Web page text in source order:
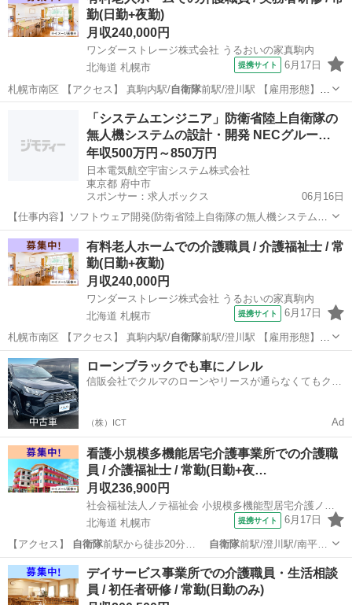
勤(日勤+夜勤)
月収240,000円
ワンダーストレージ株式会社 うるおいの家真駒内
北海道 札幌市
提携サイト 6月17日
札幌市南区 【アクセス】 真駒内駅/自衛隊前駅/澄川駅 【雇用形態】常
勤(日勤…
「システムエンジニア」防衛省陸上自衛隊の
無人機システムの設計・開発 NECグルー…
年収500万円～850万円
日本電気航空宇宙システム株式会社
東京都 府中市
スポンサー：求人ボックス
06月16日
【仕事内容】
ソフトウェア開発(防衛省陸上自衛隊の無人機システムの
設計・開発) <事業・組織構成の概要> 同社は、NECグループの社会イ
ンフラ事業におけるANS(エアロスペース・ナショナルセキュリティ)領
域の一員として...
正社員
有料老人ホームでの介護職員 / 介護福祉士 / 常
勤(日勤+夜勤)
月収240,000円
ワンダーストレージ株式会社 うるおいの家真駒内
北海道 札幌市
提携サイト 6月17日
札幌市南区 【アクセス】 真駒内駅/自衛隊前駅/澄川駅 【雇用形態】常
勤(日勤…
北海道 札幌市 介護福祉士
ローンブラックでも車にノレル
信販会社でクルマのローンやリースが通らなくてもクル
（株）ICT Ad
看護小規模多機能居宅介護事業所での介護職
員 / 介護福祉士 / 常勤(日勤+夜…
月収236,900円
北海道 札幌市
提携サイト 6月17日
【アクセス】 自衛隊前駅から徒歩20分… 自衛隊前駅/澄川駅/南平…
北海道 札幌市 介護福祉士
デイサービス事業所での介護職員・生活相談
員 / 初任者研修 / 常勤(日勤のみ)